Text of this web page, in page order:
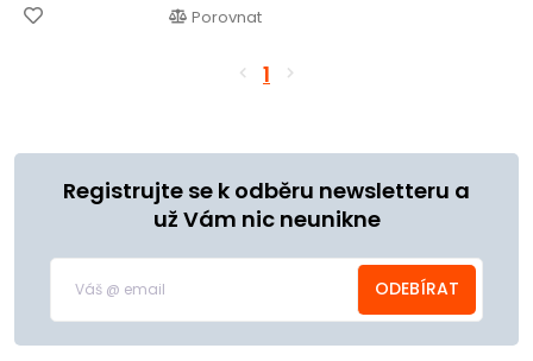
Porovnat
1
Registrujte se k odběru newsletteru a
už Vám nic neunikne
ODEBÍRAT